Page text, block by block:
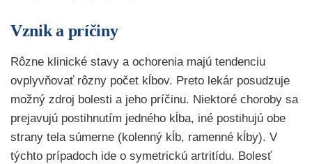
Vznik a príčiny
Rôzne klinické stavy a ochorenia majú tendenciu
ovplyvňovať rôzny počet kĺbov. Preto lekár posudzuje
možný zdroj bolesti a jeho príčinu. Niektoré choroby sa
prejavujú postihnutím jedného kĺba, iné postihujú obe
strany tela súmerne (kolenný kĺb, ramenné kĺby). V
týchto prípadoch ide o symetrickú artritídu. Bolesť